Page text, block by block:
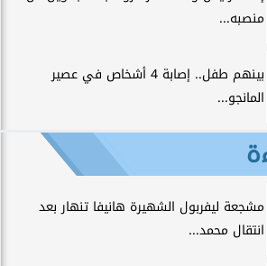
منصبه...
بينهم طفل.. إصابة 4 أشخاص في عصير
المانجو...
مشجعة ليفربول الشهيرة هانيفا تنهار بعد
انتقال محمد...